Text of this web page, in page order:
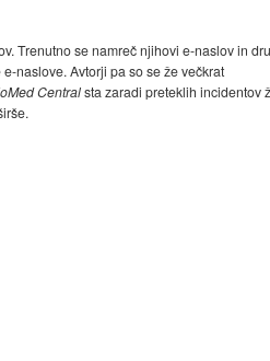
Trenutno se namreč njihovi e-naslov in
naslove. Avtorji pa so se že večkrat
Centralsta zaradi preteklih incidentov